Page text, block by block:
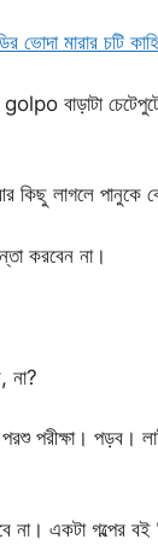
মারার চটি
বাড়াটা
কিছু লাগলে পানুকে
করবেন না।
না?
পরীক্ষা। পড়ব।
না। একটা গল্পের